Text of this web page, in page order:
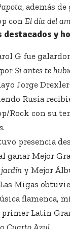
, además
con El día del
destacados y
G fue
Si antes te
Jorge
Rusia
Rock con su
.
presencia
ganar Mejor
jardín y Mejor
Migas
flamenca,
Latin